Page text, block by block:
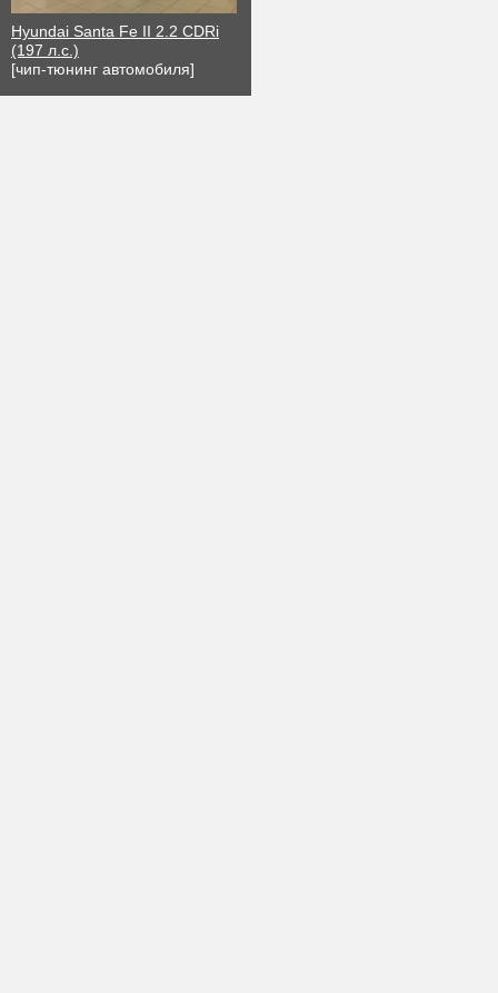
Hyundai Santa Fe II 2.2 CDRi
(197 л.с.)
[чип-тюнинг автомобиля]